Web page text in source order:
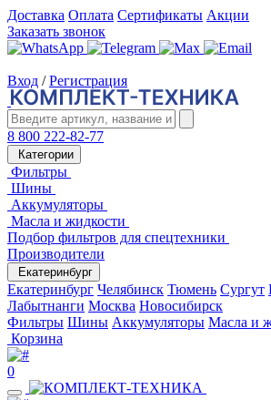
Доставка Оплата Сертификаты Акции
Заказать звонок
Вход / Регистрация
8 800 222-82-77
Категории
Фильтры
Шины
Аккумуляторы
Масла и жидкости
Подбор фильтров для спецтехники
Производители
Екатеринбург
Екатеринбург Челябинск Тюмень Сургут
Лабытнанги Москва Новосибирск
Фильтры Шины Аккумуляторы Масла и
Корзина
0